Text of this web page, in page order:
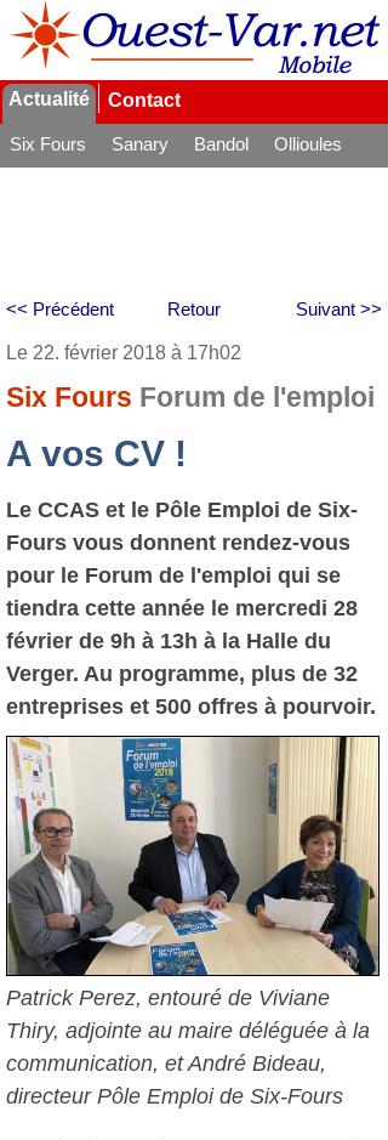
Actualité Contact
Six Fours Sanary Bandol
Ollioules
Retour
<< Précédent Suivant >>
Le 22. février 2018 à 17h02
Six Fours Forum de l'emploi
A vos CV !
Le CCAS et le Pôle Emploi de Six-
Fours vous donnent rendez-vous
pour le Forum de l'emploi qui se
tiendra cette année le mercredi 28
février de 9h à 13h à la Halle du
Verger. Au programme, plus de 32
entreprises et 500 offres à pourvoir.
Patrick Perez, entouré de Viviane
Thiry, adjointe au maire déléguée à la
communication, et André Bideau,
directeur Pôle Emploi de Six-Fours